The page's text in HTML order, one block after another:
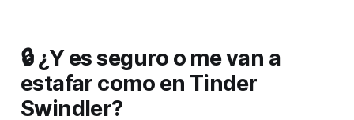
🔒 ¿Y es seguro o me van a
estafar como en Tinder
Swindler?